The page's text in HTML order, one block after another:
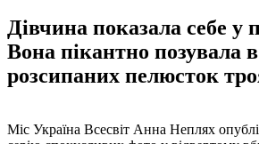
Дівчина показала себе у
Вона пікантно позувала в
розсипаних пелюсток
Міс Україна Всесвіт Анна Неплях